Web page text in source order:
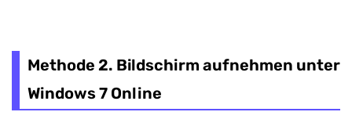
Methode 2. Bildschirm aufnehmen unter
Windows 7 Online